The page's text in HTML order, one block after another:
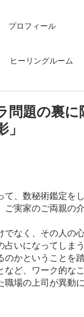
プロフィール
ヒーリングルーム
問題の裏
、数秘術鑑定を
ご実家のご両親の
なく、その人の
いになってしまう
かということを
など、ワーク的な
場の上司が異動